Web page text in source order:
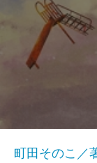
町田そのこ／